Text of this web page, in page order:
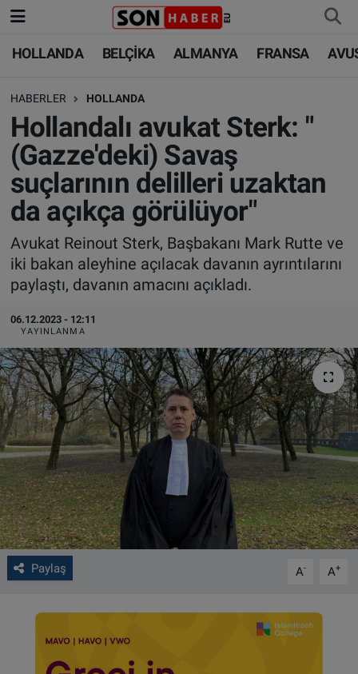
HOLLANDA BELÇİKA ALMANYA FRANSA
HABERLER HOLLANDA
Hollandalı avukat Sterk: "
(Gazze'deki) Savaş
suçlarının delilleri uzaktan
da açıkça görülüyor"
Avukat Reinout Sterk, Başbakanı Mark Rutte ve
iki bakan aleyhine açılacak davanın ayrıntılarını
paylaştı, davanın amacını açıkladı.
06.12.2023 - 12:11
YAYINLANMA
Paylaş A- A+
HOLLANDA
BELÇİKA
ALMANYA
FRANSA
AVUSTURYA
SAĞLIK - YAŞAM
HOLLANDA
BELÇİKA
ALMANYA
TÜRKİYE
DÜNYA
BİLİM-TEKNOLOJİ
FOTO GALERİ
VIDEO GALERİ
ALGEMENE VOORWAARDEN
CONTACT
Çerez Politikası
Nöbetçi Eczaneler
Hava Durumu
Trafik Durumu
Süper Lig Puan Durumu ve Fikstür
Tüm Manşetler
Son Dakika Haberleri